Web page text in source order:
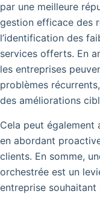
par une meilleure
gestion efficace des
l’identification des
services offerts. En
les entreprises
problèmes
des améliorations
Cela peut
en abordant
clients. En somme,
orchestrée est un
entreprise souhaitant